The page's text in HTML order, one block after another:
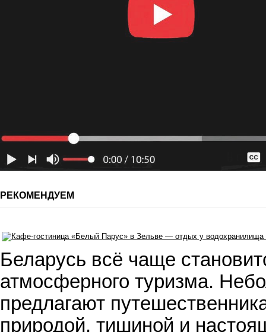
РЕКОМЕНДУЕМ
Беларусь всё чаще
атмосферного туризма.
предлагают
природой, тишиной и